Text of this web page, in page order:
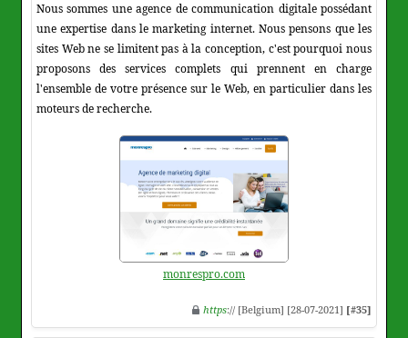
Nous sommes une agence de communication digitale possédant
une expertise dans le marketing internet. Nous pensons que les
sites Web ne se limitent pas à la conception, c'est pourquoi nous
proposons des services complets qui prennent en charge
l'ensemble de votre présence sur le Web, en particulier dans les
moteurs de recherche.
monrespro.com
https:// [Belgium] [28-07-2021] [#35]